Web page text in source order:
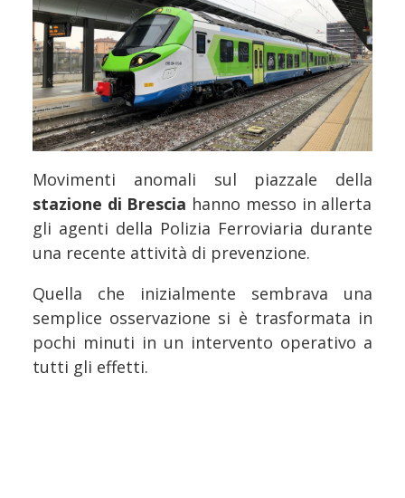
Movimenti anomali sul piazzale della
stazione di Brescia hanno messo in allerta
gli agenti della Polizia Ferroviaria durante
una recente attività di prevenzione.
Quella che inizialmente sembrava una
semplice osservazione si è trasformata in
pochi minuti in un intervento operativo a
tutti gli effetti.